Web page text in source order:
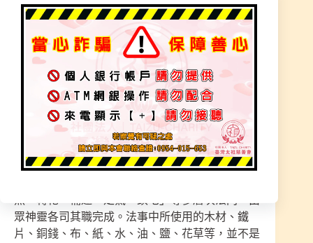
亂。太祖法門最重視的，就是「不馬虎、不漏看、
不放過任何可能影響家運的點」。
廚房涉及女性運勢；客廳牽動一家人的氣場；神位
與香爐決定家中主氣；房間布局影響睡眠與精神；
地氣則牽動財運根基。若其中任何一環不穩，家中
容易出現病痛反覆、財運受阻、人際失和、工作卡
關、情緒不穩、家庭矛盾等。這些現象並非巧合，
而是氣場已失衡的顯性反應。
眾神靈各司其職完成。法事中所使用的木材、鐵
片、銅錢、布、紙、水、油、鹽、花草等，並不是